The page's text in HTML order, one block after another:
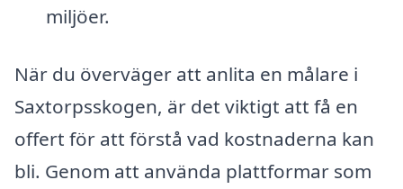
miljöer.
När du överväger att anlita en målare i
Saxtorpsskogen, är det viktigt att få en
offert för att förstå vad kostnaderna kan
bli. Genom att använda plattformar som